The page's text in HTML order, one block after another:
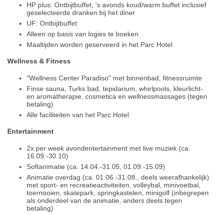
HP plus: Ontbijtbuffet, 's avonds koud/warm buffet inclusief
geselecteerde dranken bij het diner
UF: Ontbijtbuffet
Alleen op basis van logies te boeken
Maaltijden worden geserveerd in het Parc Hotel
Wellness & Fitness
"Wellness Center Paradiso" met binnenbad, fitnessruimte
Finse sauna, Turks bad, tepidarium, whirlpools, kleurlicht-
en aromatherapie, cosmetica en wellnessmassages (tegen
betaling)
Alle faciliteiten van het Parc Hotel
Entertainment
2x per week avondentertainment met live muziek (ca.
16.09.-30.10)
Softanimatie (ca. 14.04.-31.05, 01.09.-15.09)
Animatie overdag (ca. 01.06.-31.08., deels weerafhankelijk)
met sport- en recreatieactiviteiten, volleybal, minivoetbal,
toernooien, skatepark, springkastelen, minigolf (inbegrepen
als onderdeel van de animatie, anders deels tegen
betaling)